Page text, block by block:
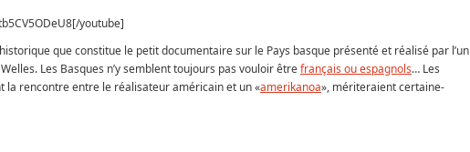
youtube]
que constitue le petit documentaire sur le Pays basque présenté et réalisé par l’un
Les Basques n’y semblent toujours pas vouloir êtrefrançais ou espagnols… Les
rencontre entre le réalisateur américain et un «amerikanoa», mériteraient certaine-